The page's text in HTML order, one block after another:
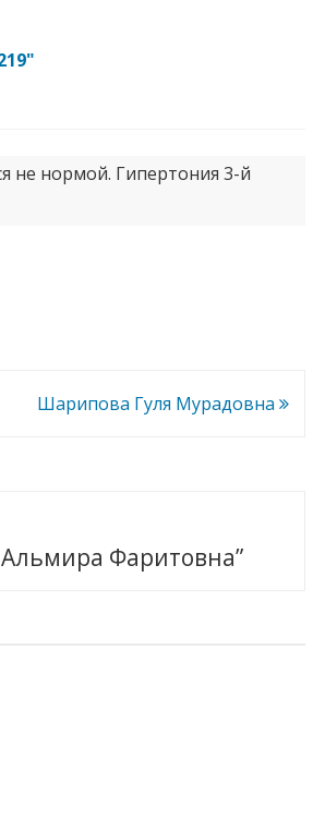
не нормой. Гипертония 3-й
Шарипова Гуля Мурадовна
Фаритовна”